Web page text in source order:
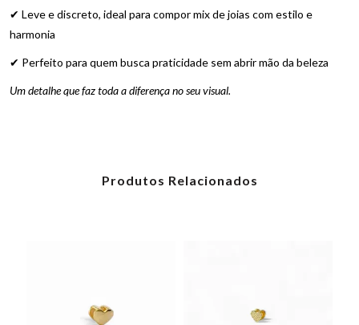
✔ Leve e discreto, ideal para compor mix de joias com estilo e
harmonia
✔ Perfeito para quem busca praticidade sem abrir mão da beleza
Um detalhe que faz toda a diferença no seu visual.
Produtos Relacionados